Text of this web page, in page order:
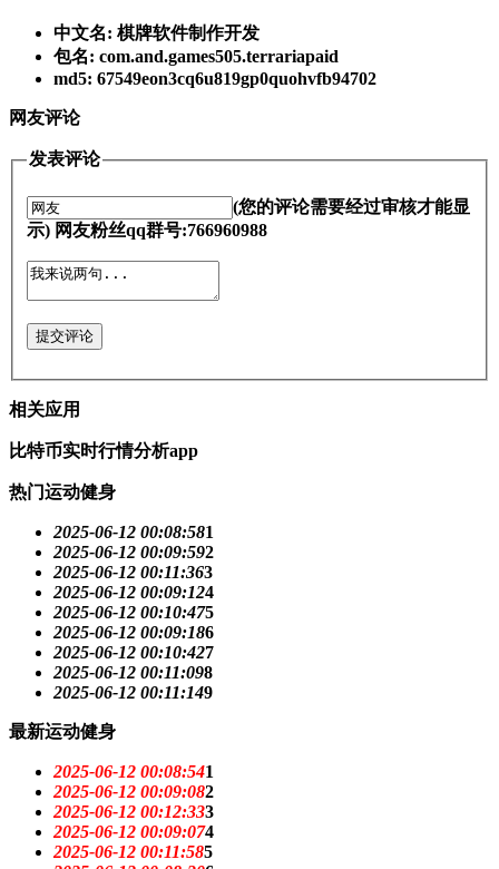
中文名: 棋牌软件制作开发
包名: com.and.games505.terrariapaid
md5: 67549eon3cq6u819gp0quohvfb94702
网友评论
发表评论
(您的评论需要经过审核才能显
示) 网友粉丝qq群号:766960988
提交评论
相关应用
比特币实时行情分析app
热门运动健身
2025-06-12 00:08:581
2025-06-12 00:09:592
2025-06-12 00:11:363
2025-06-12 00:09:124
2025-06-12 00:10:475
2025-06-12 00:09:186
2025-06-12 00:10:427
2025-06-12 00:11:098
2025-06-12 00:11:149
最新运动健身
2025-06-12 00:08:541
2025-06-12 00:09:082
2025-06-12 00:12:333
2025-06-12 00:09:074
2025-06-12 00:11:585